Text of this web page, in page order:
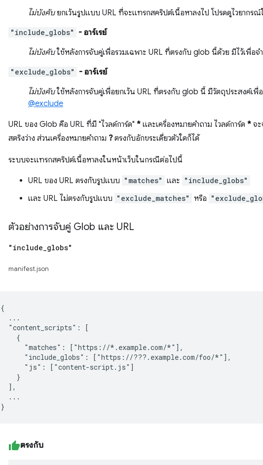
ไม่บังคับยกเว้นรูปแบบ URL ที่จะแทรกสคริปต์เนื้อหาลงไป โปรดดูไวยากรณ์
"include_globs"
- อาร์เรย์
ไม่บังคับใช้หลังการจับคู่เพื่อรวมเฉพาะ URL ที่ตรงกับ glob นี้ด้วย มีไว้เพื่อจ
"exclude_globs"
- อาร์เรย์
ไม่บังคับใช้หลังการจับคู่เพื่อยกเว้น URL ที่ตรงกับ glob นี้ มีวัตถุประสงค์เพื่
@exclude
URL ของ Glob คือ URL ที่มี "ไวลด์การ์ด" * และเครื่องหมายคำถาม ไวลด์การ์ด * จะ
สตริงว่าง ส่วนเครื่องหมายคำถาม ?ตรงกับอักขระเดี่ยวตัวใดก็ได้
ระบบจะแทรกสคริปต์เนื้อหาลงในหน้าเว็บในกรณีต่อไปนี้
URL ของ URL ตรงกับรูปแบบ "matches" และ "include_globs"
และ URL ไม่ตรงกับรูปแบบ "exclude_matches" หรือ
ตัวอย่างการจับคู่ Glob และ URL
"include_globs"
manifest.json
{
  ...
  "content_scripts": [
    {
      "matches": ["https://*.example.com/*"],
      "include_globs": ["https://???.example.com/foo/*"],
      "js": ["content-script.js"]
    }
  ],
  ...
ตรงกับ